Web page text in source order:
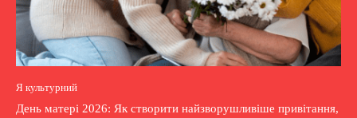
Я культурний
День матері 2026: Як створити найзворушливіше привітання,